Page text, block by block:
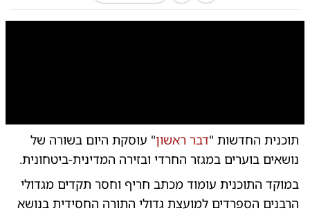
תוכנית החדשות "דבר ראשון" עוסקת היום בשורה של
נושאים בוערים במגזר החרדי ובזירה המדינית-ביטחונית.
במוקד התוכנית עומוד מכתב חריף וחסר תקדים מגדולי
הרבנים הספרדים למועצת גדולי התורה החסידית בנושא